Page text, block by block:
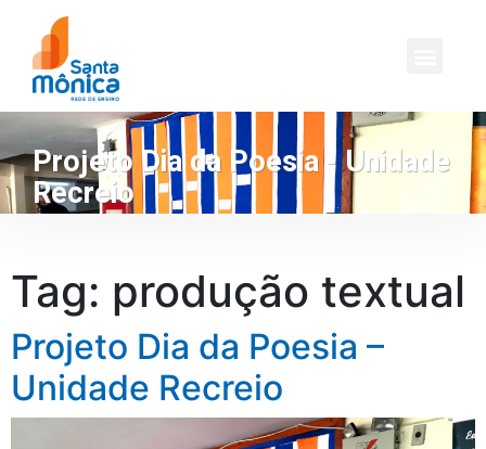
Projeto Dia da Poesia - Unidade
Recreio
Tag: produção textual
Projeto Dia da Poesia –
Unidade Recreio